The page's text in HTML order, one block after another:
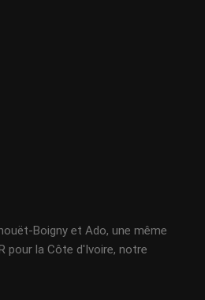
Boigny et Ado, une même
pour la Côte d'Ivoire, notre